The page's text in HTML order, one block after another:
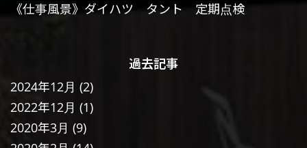
《仕事風景》ダイハツ タント 定期点検
過去記事
2024年12月 (2)
2022年12月 (1)
2020年3月 (9)